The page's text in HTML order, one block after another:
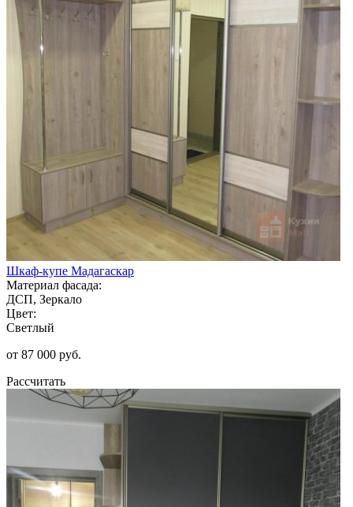
Шкаф-купе Мадагаскар
Материал фасада:
ДСП, Зеркало
Цвет:
Светлый
от 87 000 руб.
Рассчитать